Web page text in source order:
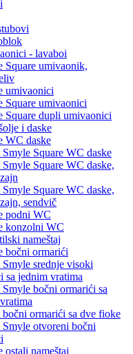
- lavaboi
Square umivaonik,
umivaonici
Square umivaonici
Square dupli umivaonici
i daske
WC daske
Square WC daske
Square WC daske,
Square WC daske,
sendvič
podni WC
konzolni WC
nameštaj
bočni ormarići
Smyle srednje visoki
sa jednim vratima
Smyle bočni ormarići sa
bočni ormarići sa dve fioke
Smyle otvoreni bočni
ostali nameštaj